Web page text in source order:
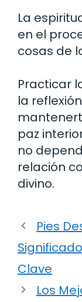
La
en el
cosas de
Practicar
la
paz
no
relación
divino.
Pies
Clave
Los